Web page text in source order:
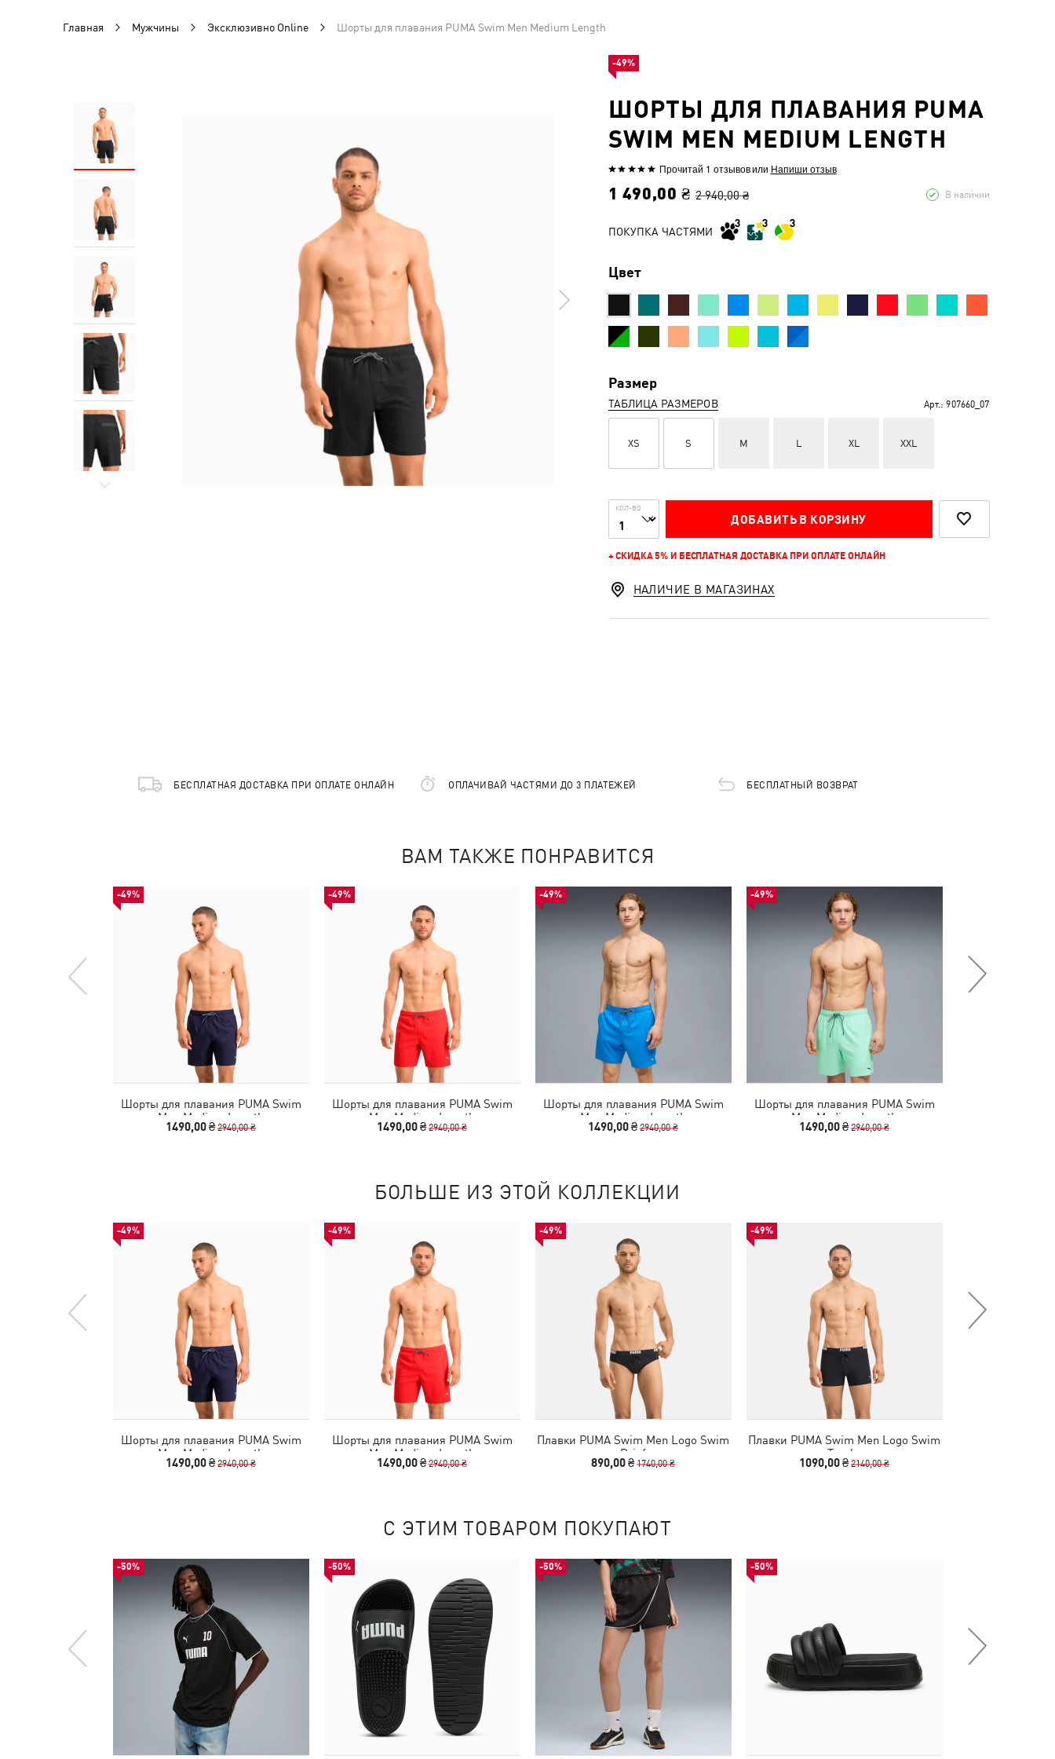
Главная Мужчины Эксклюзивно Online Шорты для плавания PUMA Swim Men Medium Length
ШОРТЫ ДЛЯ ПЛАВАНИЯ PUMA
SWIM MEN MEDIUM LENGTH
Выбрана
оценка
5из
Прочитай 1 отзывовили Напиши отзыв
1 490,00 ₴ 2 940,00 ₴ В наличии
ПОКУПКА ЧАСТЯМИ
Цвет
Размер
ТАБЛИЦА РАЗМЕРОВ Арт.: 907660_07
XS S M L XL XXL
КОЛ-ВО
ДОБАВИТЬ В КОРЗИНУ
+ СКИДКА 5% И БЕСПЛАТНАЯ ДОСТАВКА ПРИ ОПЛАТЕ ОНЛАЙН
-49%
НАЛИЧИЕ В МАГАЗИНАХ
БЕСПЛАТНАЯ ДОСТАВКА ПРИ ОПЛАТЕ ОНЛАЙН ОПЛАЧИВАЙ ЧАСТЯМИ ДО 3 ПЛАТЕЖЕЙ БЕСПЛАТНЫЙ ВОЗВРАТ
ВАМ ТАКЖЕ ПОНРАВИТСЯ
-49%
Шорты для плавания PUMA Swim
Men Medium Length
1490,00 ₴2940,00 ₴
-49%
Шорты для плавания PUMA Swim
Men Medium Length
1490,00 ₴2940,00 ₴
-49%
Шорты для плавания PUMA Swim
Men Medium Length
1490,00 ₴2940,00 ₴
-49%
Шорты для плавания PUMA Swim
Men Medium Length
1490,00 ₴2940,00 ₴
БОЛЬШЕ ИЗ ЭТОЙ КОЛЛЕКЦИИ
-49%
Шорты для плавания PUMA Swim
Men Medium Length
1490,00 ₴2940,00 ₴
-49%
Шорты для плавания PUMA Swim
Men Medium Length
1490,00 ₴2940,00 ₴
-49%
Плавки PUMA Swim Men Logo Swim
Brief
890,00 ₴1740,00 ₴
-49%
Плавки PUMA Swim Men Logo Swim
Trunks
1090,00 ₴2140,00 ₴
С ЭТИМ ТОВАРОМ ПОКУПАЮТ
-50% -50% -50% -50%